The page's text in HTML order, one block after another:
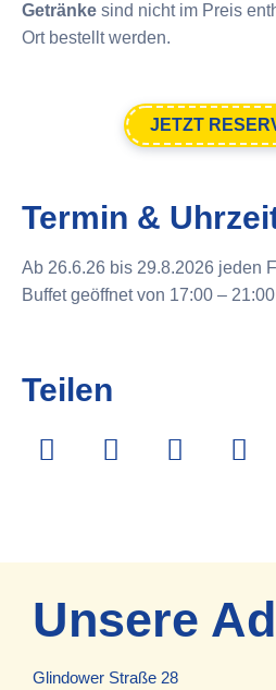
Getränke sind nicht im Preis
Ort bestellt werden.
JETZT
Termin &
Ab 26.6.26 bis 29.8.2026 jeden
Buffet geöffnet von 17:00 –
Teilen
Unsere
Glindower Straße 28